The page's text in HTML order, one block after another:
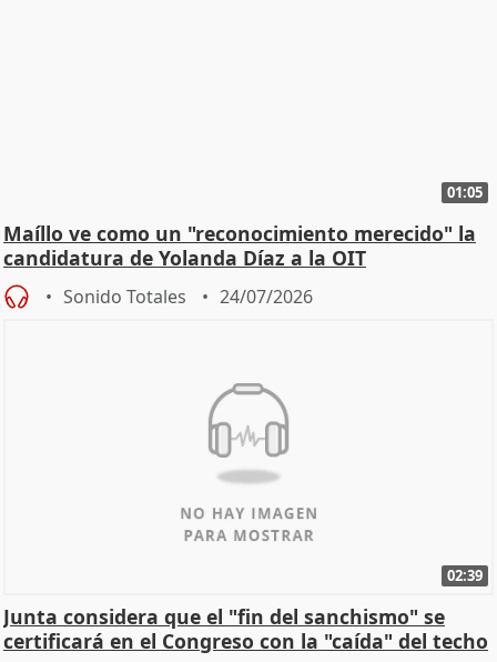
01:05
Maíllo ve como un "reconocimiento merecido" la
candidatura de Yolanda Díaz a la OIT
Sonido Totales 24/07/2026
02:39
Junta considera que el "fin del sanchismo" se
certificará en el Congreso con la "caída" del techo